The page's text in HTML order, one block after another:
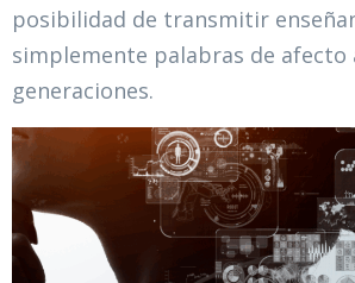
posibilidad de transmitir
simplemente palabras de afecto
generaciones.